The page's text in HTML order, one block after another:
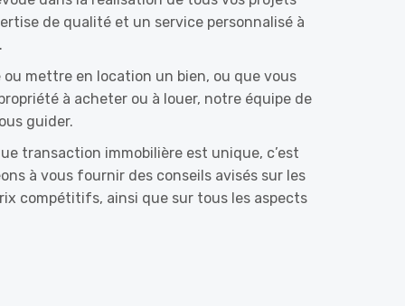
de qualité et un service personnalisé à
mettre en location un bien, ou que vous
à acheter ou à louer, notre équipe de
guider.
transaction immobilière est unique, c’est
à vous fournir des conseils avisés sur les
compétitifs, ainsi que sur tous les aspects